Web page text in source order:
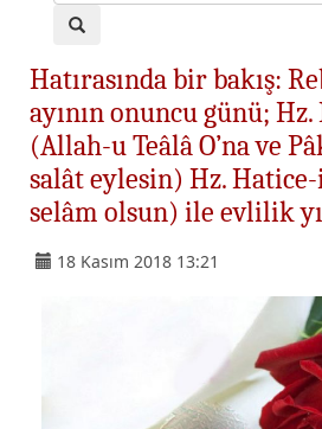
Hatırasında bir bakış:
ayının onuncu günü; Hz.
(Allah-u Teâlâ O’na ve
salât eylesin) Hz. Hatice-
selâm olsun) ile evlilik
18 Kasım 2018 13:21